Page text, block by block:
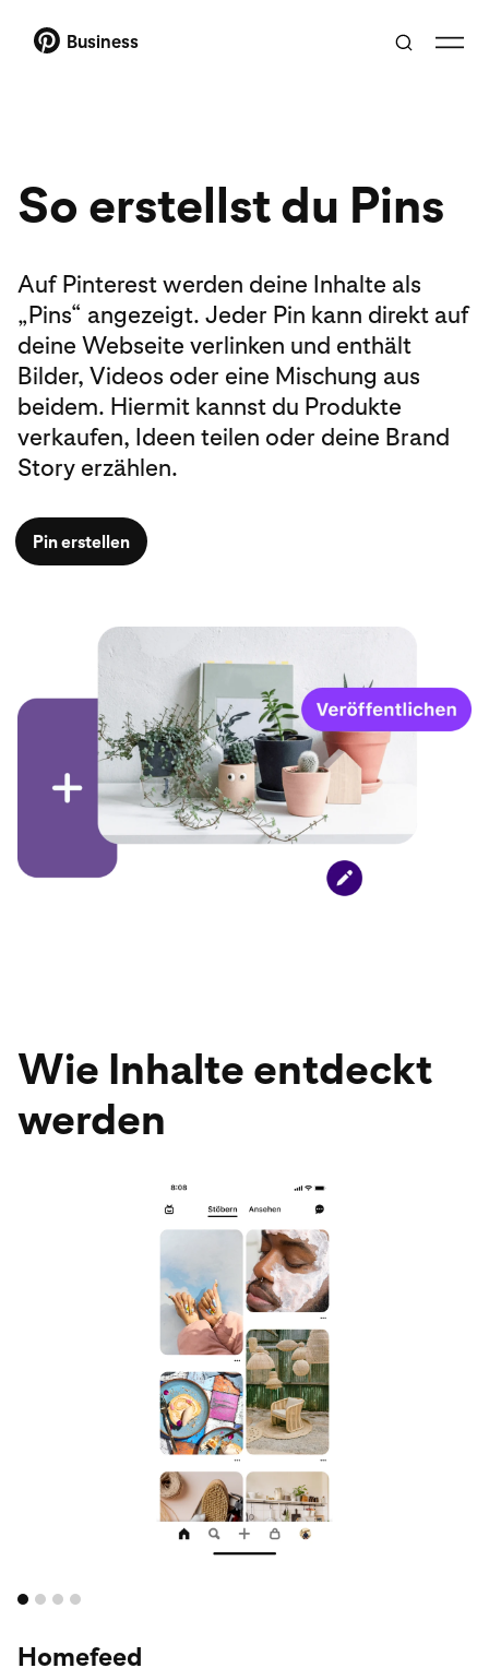
Business
So erstellst du Pins
Auf Pinterest werden deine Inhalte als
„Pins“ angezeigt. Jeder Pin kann direkt auf
deine Webseite verlinken und enthält
Bilder, Videos oder eine Mischung aus
beidem. Hiermit kannst du Produkte
verkaufen, Ideen teilen oder deine Brand
Story erzählen.
Pin erstellen
Wie Inhalte entdeckt
werden
Homefeed